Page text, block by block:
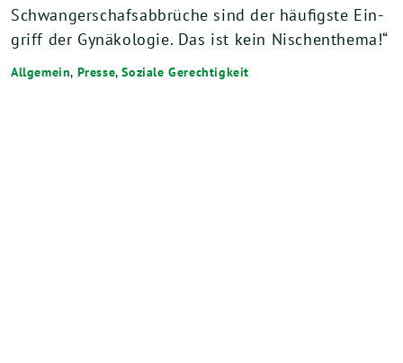
Schwan­ger­schaf­s­ab­brü­che sind der häu­figs­te Ein­
griff der Gynä­ko­lo­gie. Das ist kein Nischenthema!“
Allgemein, Presse,Soziale Gerechtigkeit